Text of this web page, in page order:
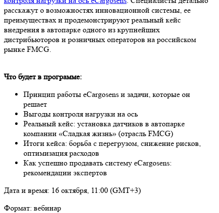
расскажут о возможностях инновационной системы, ее
преимуществах и продемонстрируют реальный кейс
внедрения в автопарке одного из крупнейших
дистрибьюторов и розничных операторов на российском
рынке FMCG.
Что будет в программе:
Принцип работы eCargosens и задачи, которые он
решает
Выгоды контроля нагрузки на ось
Реальный кейс: установка датчиков в автопарке
компании «Сладкая жизнь» (отрасль FMCG)
Итоги кейса: борьба с перегрузом, снижение рисков,
оптимизация расходов
Как успешно продавать систему eCargosens:
рекомендации экспертов
Дата и время: 16 октября, 11:00 (GMT+3)
Формат: вебинар